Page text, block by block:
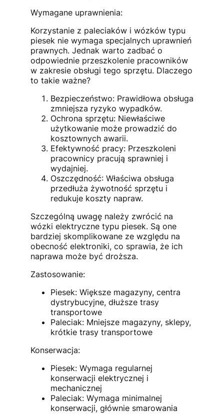
Wymagane uprawnienia:
Korzystanie z paleciaków i wózków typu
piesek nie wymaga specjalnych uprawnień
prawnych. Jednak warto zadbać o
odpowiednie przeszkolenie pracowników
w zakresie obsługi tego sprzętu. Dlaczego
to takie ważne?
Bezpieczeństwo: Prawidłowa obsługa
zmniejsza ryzyko wypadków.
Ochrona sprzętu: Niewłaściwe
użytkowanie może prowadzić do
kosztownych awarii.
Efektywność pracy: Przeszkoleni
pracownicy pracują sprawniej i
wydajniej.
Oszczędność: Właściwa obsługa
przedłuża żywotność sprzętu i
redukuje koszty napraw.
Szczególną uwagę należy zwrócić na
wózki elektryczne typu piesek. Są one
bardziej skomplikowane ze względu na
obecność elektroniki, co sprawia, że ich
naprawa może być droższa.
Zastosowanie:
Piesek: Większe magazyny, centra
dystrybucyjne, dłuższe trasy
transportowe
Paleciak: Mniejsze magazyny, sklepy,
krótkie trasy transportowe
Konserwacja:
Piesek: Wymaga regularnej
konserwacji elektrycznej i
mechanicznej
Paleciak: Wymaga minimalnej
konserwacji, głównie smarowania